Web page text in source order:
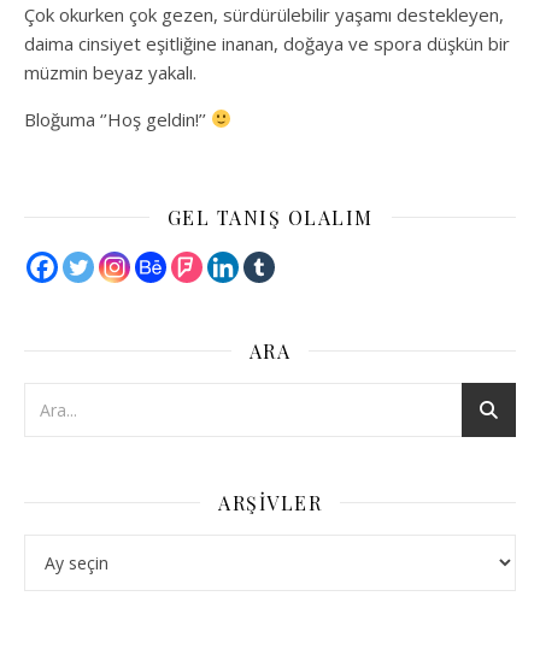
Çok okurken çok gezen, sürdürülebilir yaşamı destekleyen,
daima cinsiyet eşitliğine inanan, doğaya ve spora düşkün bir
müzmin beyaz yakalı.
Bloğuma ‘’Hoş geldin!’’
GEL TANIŞ OLALIM
ARA
ARŞIVLER